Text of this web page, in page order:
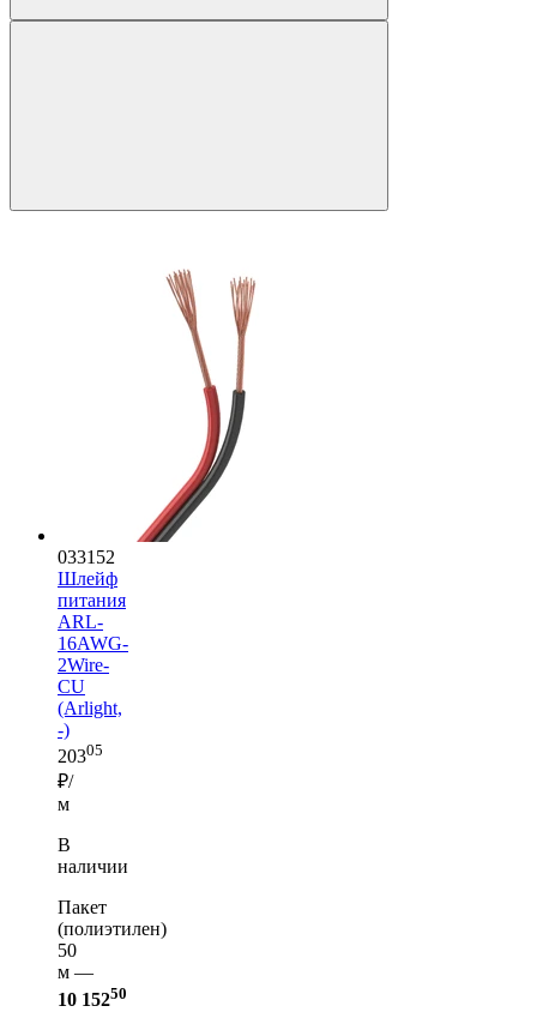
033152
Шлейф
питания
ARL-
16AWG-
2Wire-
CU
(Arlight,
-)
20305
₽/
м
В
наличии
Пакет
(полиэтилен)
50
м —
10 15250